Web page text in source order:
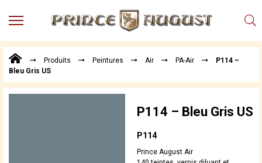
MENU
Points
de
Vente
Produits Peintures Air PA-Air
P114 –
Bleu Gris US
P114 – Bleu Gris US
P114
Prince August Air